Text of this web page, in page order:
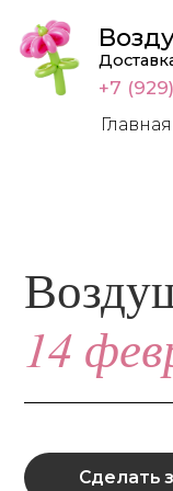
Доставка
+7 (929)-
Главная
14